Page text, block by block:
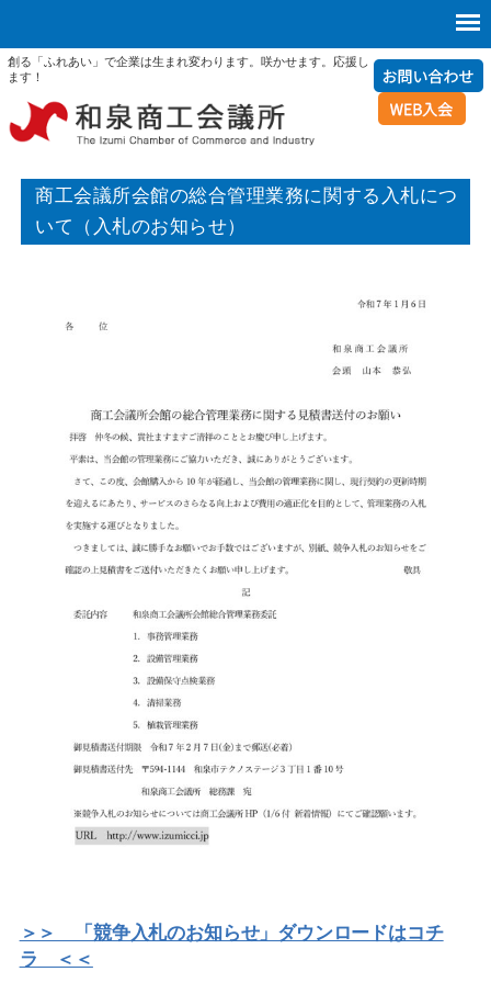
創る「ふれあい」で企業は生まれ変わります。咲かせます。応援し
ます！
商工会議所会館の総合管理業務に関する入札につ
いて（入札のお知らせ）
＞＞ 「競争入札のお知らせ」ダウンロードはコチ
ラ ＜＜